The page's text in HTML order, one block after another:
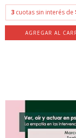
3 cuotas sin interés de